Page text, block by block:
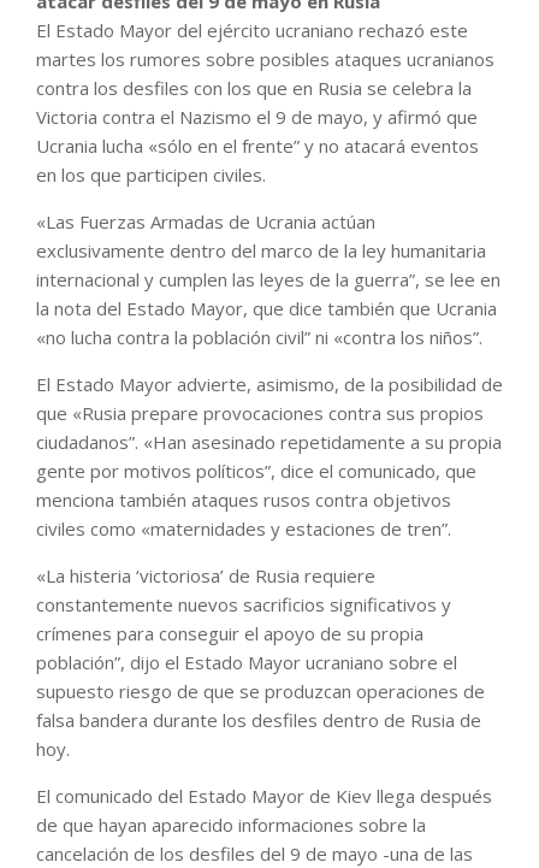
El Estado Mayor del ejército ucraniano rechazó este
martes los rumores sobre posibles ataques ucranianos
contra los desfiles con los que en Rusia se celebra la
Victoria contra el Nazismo el 9 de mayo, y afirmó que
Ucrania lucha «sólo en el frente” y no atacará eventos
en los que participen civiles.
«Las Fuerzas Armadas de Ucrania actúan
exclusivamente dentro del marco de la ley humanitaria
internacional y cumplen las leyes de la guerra”, se lee en
la nota del Estado Mayor, que dice también que Ucrania
«no lucha contra la población civil” ni «contra los niños”.
El Estado Mayor advierte, asimismo, de la posibilidad de
que «Rusia prepare provocaciones contra sus propios
ciudadanos”. «Han asesinado repetidamente a su propia
gente por motivos políticos”, dice el comunicado, que
menciona también ataques rusos contra objetivos
civiles como «maternidades y estaciones de tren”.
«La histeria ‘victoriosa’ de Rusia requiere
constantemente nuevos sacrificios significativos y
crímenes para conseguir el apoyo de su propia
población”, dijo el Estado Mayor ucraniano sobre el
supuesto riesgo de que se produzcan operaciones de
falsa bandera durante los desfiles dentro de Rusia de
hoy.
El comunicado del Estado Mayor de Kiev llega después
de que hayan aparecido informaciones sobre la
cancelación de los desfiles del 9 de mayo -una de las